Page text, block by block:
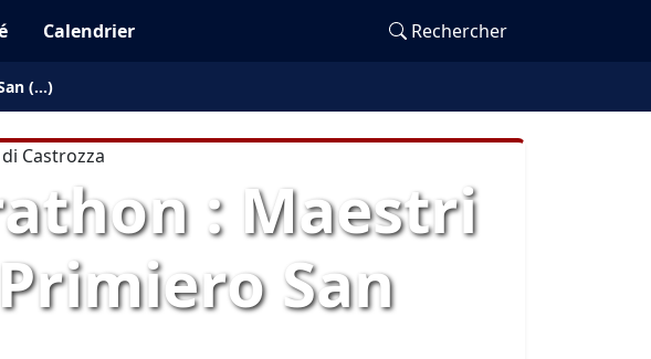
Calendrier Rechercher
(…)
: Maestri
San